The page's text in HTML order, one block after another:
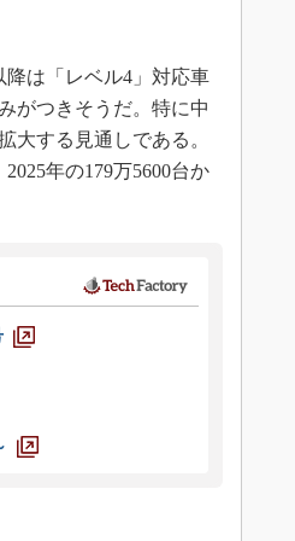
は「レベル4」対応車
がつきそうだ。特に中
大する見通しである。
年の179万5600台か